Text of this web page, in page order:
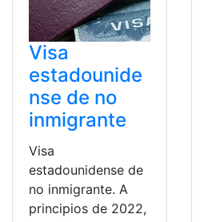
Visa
estadounide
nse de no
inmigrante
Visa
estadounidense de
no inmigrante. A
principios de 2022,